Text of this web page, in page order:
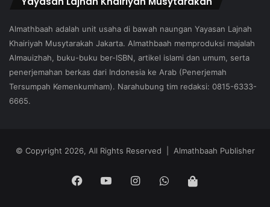
Almathbaah adalah unit usaha di bawah naungan Yayasan Lajnah
Khairiyah Musytarakah Jakarta. Almathbaah memproduksi majalah
Almauizhah, buku-buku ber-ISBN, artikel islami dan umum, serta
penerjemahan berkas dari Indonesia ke Arab (Penerjemah
Tersumpah Kemenkumham). Narahubung tim redaksi: 0815-6333-
6665.
© Copyright 2026, All Rights Reserved | Almathbaah Publisher
Facebook
YouTubeInstagramWhatsAppTokopedia